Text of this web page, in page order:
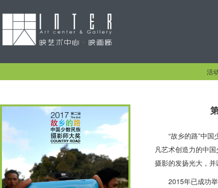
活
“故乡的路”中
凡艺术创造力的中
摄影的发扬光大，
2015年已成功